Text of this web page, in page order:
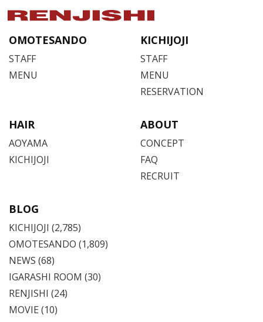
OMOTESANDO
STAFF
MENU
KICHIJOJI
STAFF
MENU
RESERVATION
HAIR
AOYAMA
KICHIJOJI
ABOUT
CONCEPT
FAQ
RECRUIT
BLOG
KICHIJOJI (2,785)
OMOTESANDO (1,809)
NEWS (68)
IGARASHI ROOM (30)
RENJISHI (24)
MOVIE (10)